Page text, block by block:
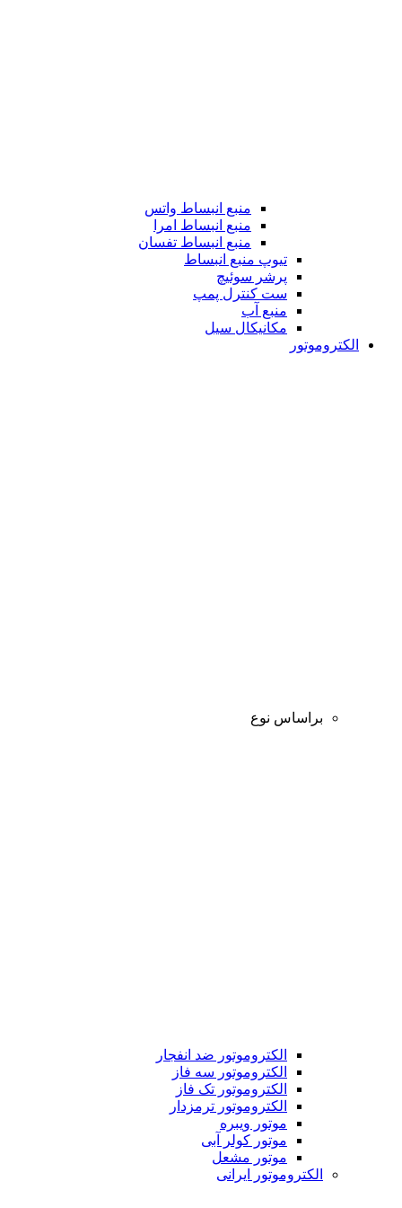
منبع انبساط واتس
منبع انبساط امرا
منبع انبساط تفسان
تیوپ منبع انبساط
پرشر سوئیچ
ست کنترل پمپ
منبع آب
مکانیکال سیل
الکتروموتور
براساس نوع
الکتروموتور ضد انفجار
الکتروموتور سه فاز
الکتروموتور تک فاز
الکتروموتور ترمزدار
موتور ویبره
موتور کولر آبی
موتور مشعل
الکتروموتور ایرانی